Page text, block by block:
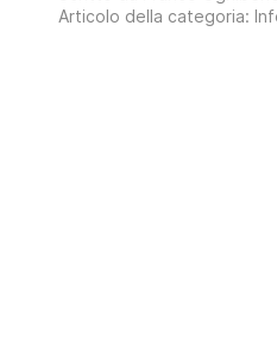
Articolo della categoria: